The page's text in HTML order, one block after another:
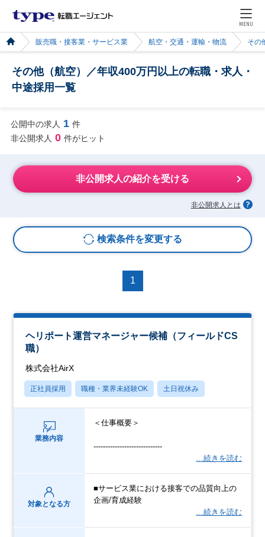
MENU
販売職・接客業・サービス業 航空・交通・運輸・物流 その
その他（航空）／年収400万円以上の転職・求人・
中途採用一覧
公開中の求人 1 件
非公開求人 0 件がヒット
非公開求人の紹介を受ける
非公開求人とは
検索条件を変更する
1
ヘリポート運営マネージャー候補（フィールドCS
職）
株式会社AirX
正社員採用 職種・業界未経験OK 土日祝休み
業務内容
＜仕事概要＞
-----------------------------
…続きを読む
対象となる方
■サービス業における接客での品質向上の
企画/育成経験
…続きを読む